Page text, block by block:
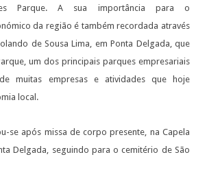
Parque. A sua importância para o
da região é também recordada através
de Sousa Lima, em Ponta Delgada, que
um dos principais parques empresariais
muitas empresas e atividades que hoje
local.
se após missa de corpo presente, na Capela
Delgada, seguindo para o cemitério de São